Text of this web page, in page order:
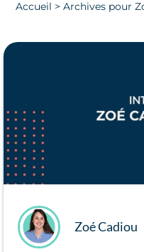
Accueil >Archives pour
Zoé Cadiou